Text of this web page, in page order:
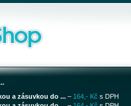
a zásuvkou do ... – 164,- Kč s DPH